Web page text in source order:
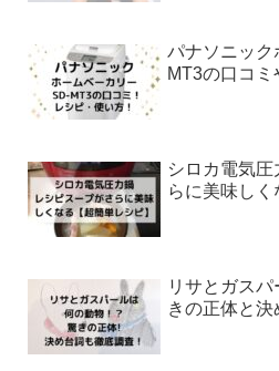
パナソニッ
MT3の口コミ
シロカ電気圧
らに美味しく
リサとガス
きの正体と決